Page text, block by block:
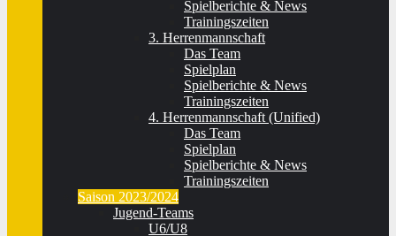
Spielberichte & News
Trainingszeiten
3. Herrenmannschaft
Das Team
Spielplan
Spielberichte & News
Trainingszeiten
4. Herrenmannschaft (Unified)
Das Team
Spielplan
Spielberichte & News
Trainingszeiten
Saison 2023/2024
Jugend-Teams
U6/U8